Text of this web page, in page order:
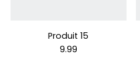
Produit 15
9.99